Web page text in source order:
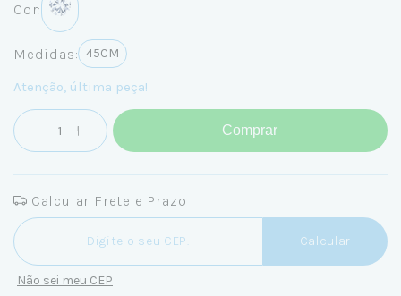
Cor:
Medidas: 45CM
Atenção, última peça!
Comprar
Calcular Frete e Prazo
Entregas para o CEP:
Calcular
Não sei meu CEP